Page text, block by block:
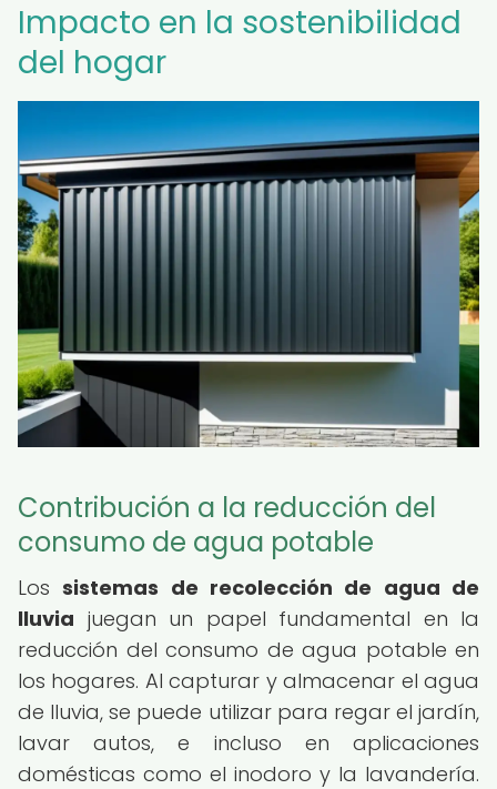
Impacto en la sostenibilidad
del hogar
Contribución a la reducción del
consumo de agua potable
Lossistemas de recolección de agua de
lluvia juegan un papel fundamental en la
reducción del consumo de agua potable en
los hogares. Al capturar y almacenar el agua
de lluvia, se puede utilizar para regar el jardín,
lavar autos, e incluso en aplicaciones
domésticas como el inodoro y la lavandería.